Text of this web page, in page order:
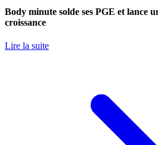
Body minute solde ses PGE et lance
croissance
Lire la suite